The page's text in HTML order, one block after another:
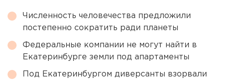
Численность человечества предложили
постепенно сократить ради планеты
Федеральные компании не могут найти в
Екатеринбурге земли под апартаменты
Под Екатеринбургом диверсанты взорвали